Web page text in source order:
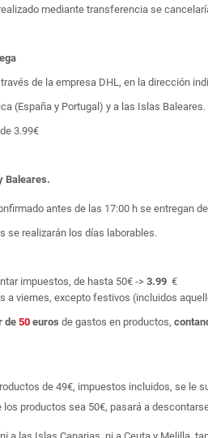
mediante transferencia se
de la empresa DHL, en la dirección
(España y Portugal) y a las Islas Baleares.
3.99€
Baleares.
antes de las 17:00 h se entregan
se realizarán los días laborables.
impuestos, de hasta 50€ -> 3.99 €
a viernes, excepto festivos (incluidos
de 50 euros de gastos en productos,
de 49€, impuestos incluidos, se le
productos sea 50€, pasará a